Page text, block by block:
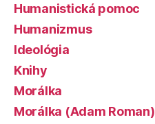
Humanistická pomoc
Humanizmus
Ideológia
Knihy
Morálka
Morálka (Adam Roman)